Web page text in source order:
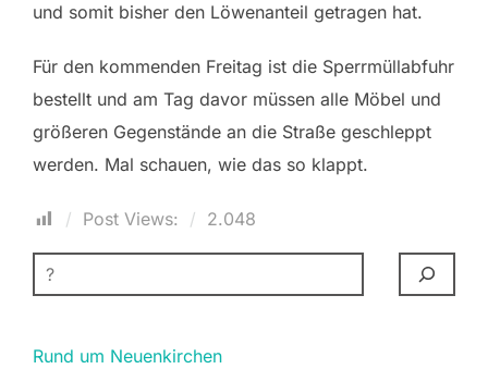
und somit bisher den Löwenanteil getragen hat.
Für den kommenden Freitag ist die Sperrmüllabfuhr
bestellt und am Tag davor müssen alle Möbel und
größeren Gegenstände an die Straße geschleppt
werden. Mal schauen, wie das so klappt.
Post Views: 2.048
SUCHEN
Rund um Neuenkirchen